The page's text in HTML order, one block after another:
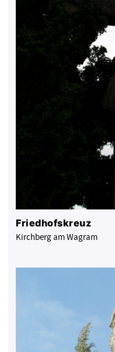
Friedhofskreuz
Kirchberg am Wagram